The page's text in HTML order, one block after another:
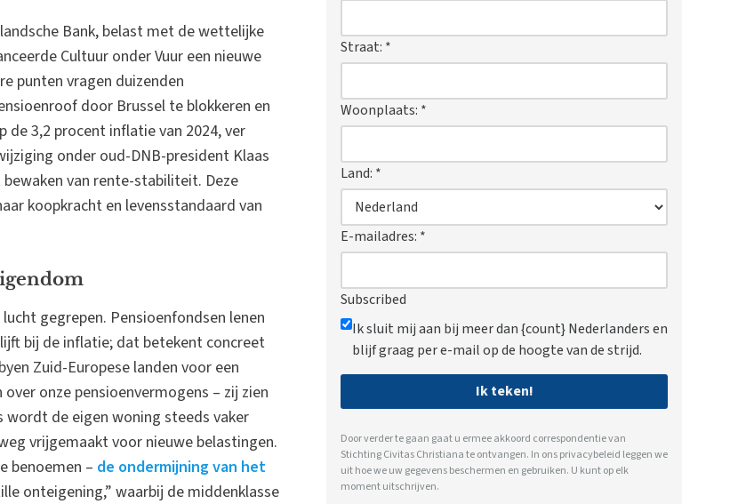
Bank, belast met de wettelijke
Cultuur onder Vuur een nieuwe
punten vragen duizenden
door Brussel te blokkeren en
3,2 procent inflatie van 2024, ver
onder oud-DNB-president Klaas
van rente-stabiliteit. Deze
koopkracht en levensstandaard van
gegrepen. Pensioenfondsen lenen
bij de inflatie; dat betekent concreet
Zuid-Europese landen voor een
onze pensioenvermogens – zij zien
wordt de eigen woning steeds vaker
vrijgemaakt voor nieuwe belastingen.
benoemen – de ondermijning van het
onteigening,” waarbij de middenklasse
Straat: *
Woonplaats: *
Land: *
E-mailadres: *
Subscribed
Ik sluit mij aan bij meer dan {count} Nederlanders en
blijf graag per e-mail op de hoogte van de strijd.
Ik teken!
Door verder te gaan gaat u ermee akkoord correspondentie van
Stichting Civitas Christiana te ontvangen. In onsprivacybeleid leggen we
uit hoe we uw gegevens beschermen en gebruiken. U kunt op elk
moment uitschrijven.